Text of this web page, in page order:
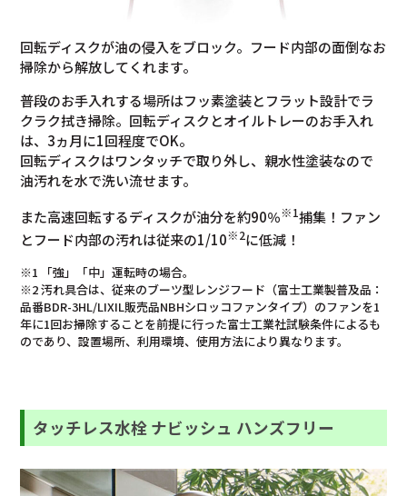
回転ディスクが油の侵入をブロック。フード内部の面倒なお
掃除から解放してくれます。
普段のお手入れする場所はフッ素塗装とフラット設計でラ
クラク拭き掃除。回転ディスクとオイルトレーのお手入れ
は、3ヵ月に1回程度でOK。
回転ディスクはワンタッチで取り外し、親水性塗装なので
油汚れを水で洗い流せます。
また高速回転するディスクが油分を約90％※1捕集！ファン
とフード内部の汚れは従来の1/10※2に低減！
※1 「強」「中」運転時の場合。
※2 汚れ具合は、従来のブーツ型レンジフード（富士工業製普及品：
品番BDR-3HL/LIXIL販売品NBHシロッコファンタイプ）のファンを1
年に1回お掃除することを前提に行った富士工業社試験条件によるも
のであり、設置場所、利用環境、使用方法により異なります。
タッチレス水栓 ナビッシュ ハンズフリー